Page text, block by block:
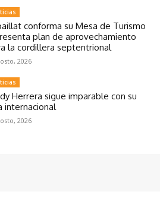
conforma su Mesa de Turismo
plan de aprovechamiento
la cordillera septentrional
2026
Herrera sigue imparable con su
internacional
2026